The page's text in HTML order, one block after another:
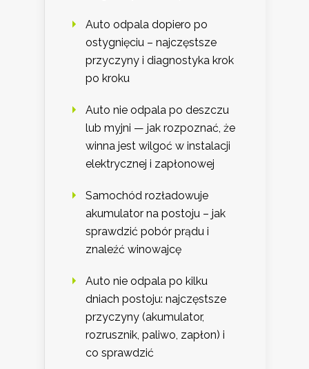
Auto odpala dopiero po
ostygnięciu – najczęstsze
przyczyny i diagnostyka krok
po kroku
Auto nie odpala po deszczu
lub myjni — jak rozpoznać, że
winna jest wilgoć w instalacji
elektrycznej i zapłonowej
Samochód rozładowuje
akumulator na postoju – jak
sprawdzić pobór prądu i
znaleźć winowajcę
Auto nie odpala po kilku
dniach postoju: najczęstsze
przyczyny (akumulator,
rozrusznik, paliwo, zapłon) i
co sprawdzić